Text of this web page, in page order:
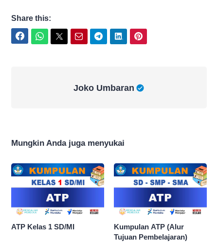
Share this:
Joko Umbaran
Mungkin Anda juga menyukai
ATP Kelas 1 SD/MI
Kumpulan ATP (Alur
Tujuan Pembelajaran)